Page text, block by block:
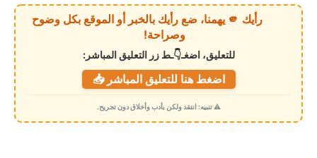
ي
م
ي
رأيك 🫵 يهمنا، ضع رأيك بالخبر أو الموقع بكل وضوح
وصراحة!
للتعليق، اضغـ👇ـط زر التعليق المباشر:
اضغط هنا للتعليق المباشر 📥
⚠️ تنبيه: انتقد ولكن بأدب وأخلاق دون تجريح.